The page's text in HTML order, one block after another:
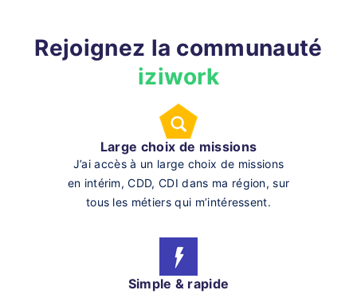
Rejoignez la communauté
iziwork
Large choix de missions
J’ai accès à un large choix de missions
en intérim, CDD, CDI dans ma région, sur
tous les métiers qui m’intéressent.
Simple & rapide